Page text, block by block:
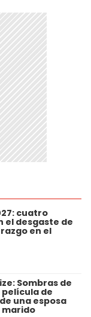
cuatro
el desgaste de
en el
Sombras de
de
una esposa
marido